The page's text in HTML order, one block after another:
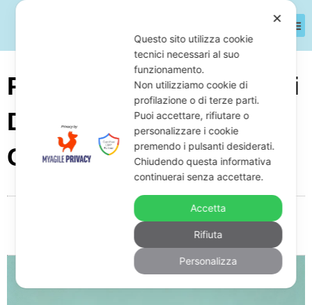
Pignoramento Per Debiti
Da Ditta Individuale:
Come Funziona?
Giuseppe Monardo
19:42
Nessun commento
✕
Questo sito utilizza cookie
tecnici necessari al suo
funzionamento.
Non utilizziamo cookie di
profilazione o di terze parti.
Puoi accettare, rifiutare o
personalizzare i cookie
premendo i pulsanti desiderati.
Chiudendo questa informativa
continuerai senza accettare.
Accetta
Rifiuta
Personalizza